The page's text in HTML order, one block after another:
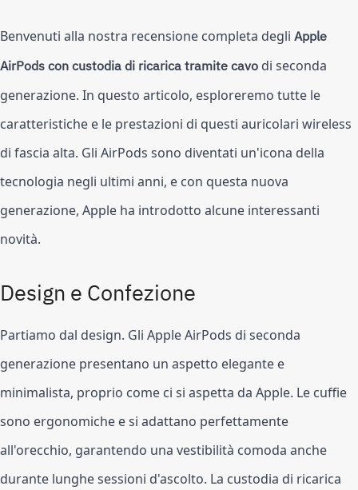
Benvenuti alla nostra recensione completa degli Apple
AirPods con custodia di ricarica tramite cavo di seconda
generazione. In questo articolo, esploreremo tutte le
caratteristiche e le prestazioni di questi auricolari wireless
di fascia alta. Gli AirPods sono diventati un'icona della
tecnologia negli ultimi anni, e con questa nuova
generazione, Apple ha introdotto alcune interessanti
novità.
Design e Confezione
Partiamo dal design. Gli Apple AirPods di seconda
generazione presentano un aspetto elegante e
minimalista, proprio come ci si aspetta da Apple. Le cuffie
sono ergonomiche e si adattano perfettamente
all'orecchio, garantendo una vestibilità comoda anche
durante lunghe sessioni d'ascolto. La custodia di ricarica